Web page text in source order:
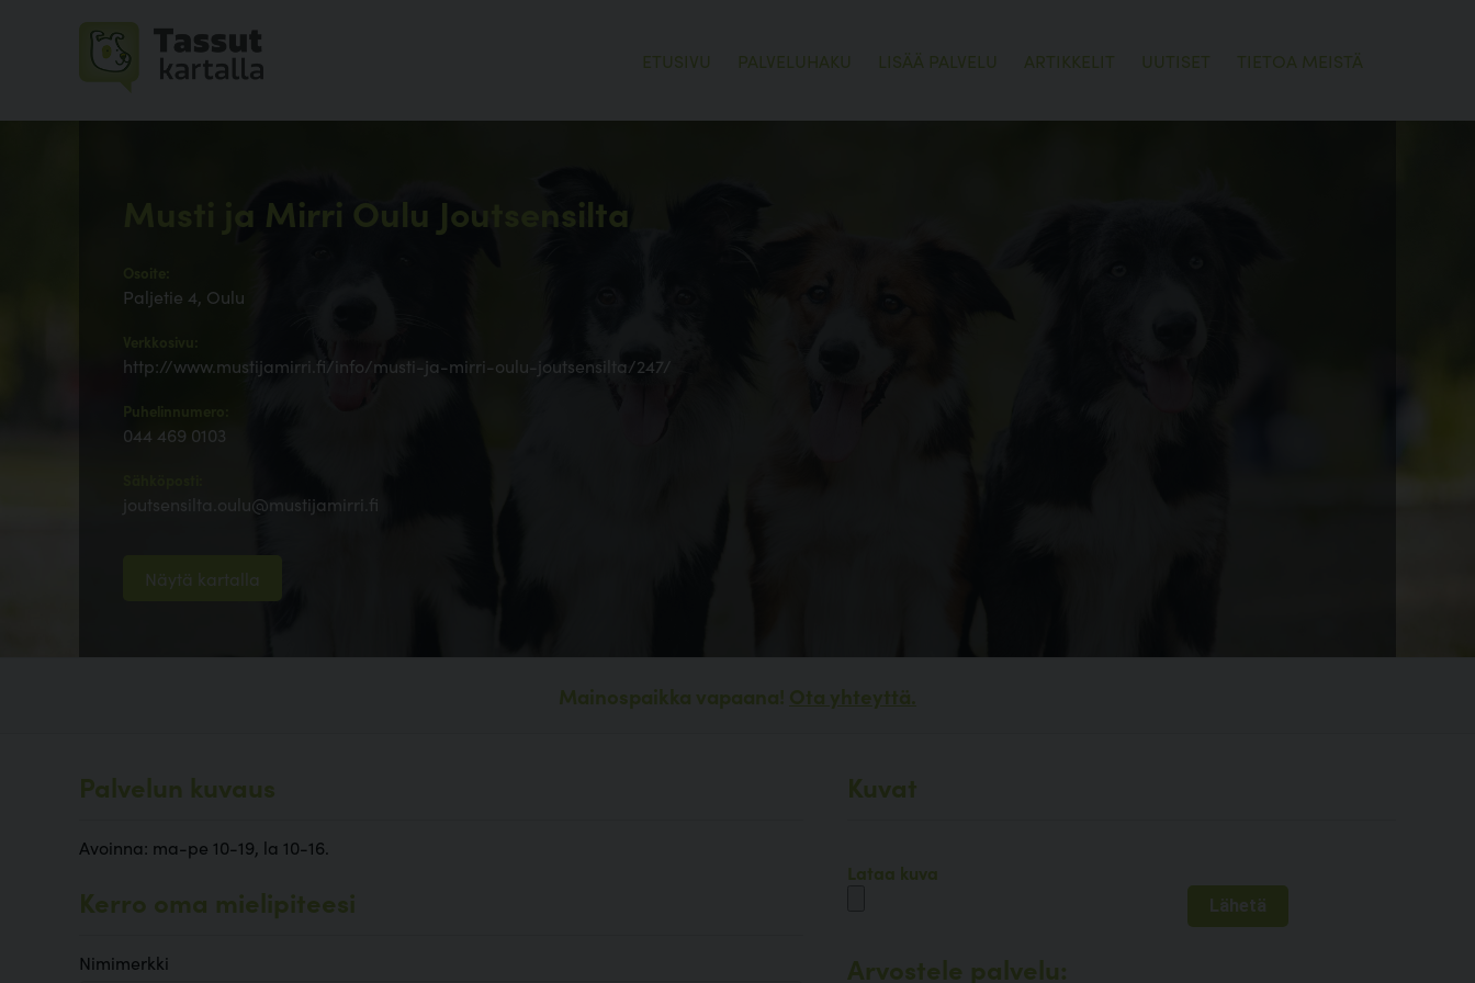
ETUSIVU PALVELUHAKU LISÄÄ PALVELU ARTIKKELIT UUTISET TIETOA MEISTÄ
Musti ja Mirri Oulu Joutsensilta
Paljetie 4, Oulu
http://www.mustijamirri.fi/info/musti-ja-mirri-oulu-joutsensilta/247/
Puhelinnumero:
044 469 0103
joutsensilta.oulu@mustijamirri.fi
Näytä kartalla
Mainospaikka vapaana! Ota yhteyttä.
Palvelun kuvaus
Avoinna: ma-pe 10-19, la 10-16.
Kerro oma mielipiteesi
Nimimerkki
Kuvat
Lataa kuva
Arvostele palvelu: